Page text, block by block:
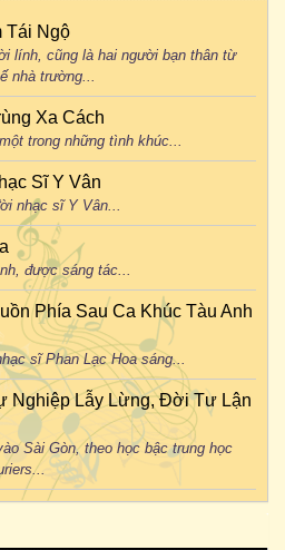
Tái Ngộ
lính, cũng là hai người bạn thân từ
nhà trường...
Xa Cách
trong những tình khúc...
Sĩ Y Vân
nhạc sĩ Y Vân...
được sáng tác...
Phía Sau Ca Khúc Tàu Anh
sĩ Phan Lạc Hoa sáng...
Nghiệp Lẫy Lừng, Đời Tư Lận
Sài Gòn, theo học bậc trung học